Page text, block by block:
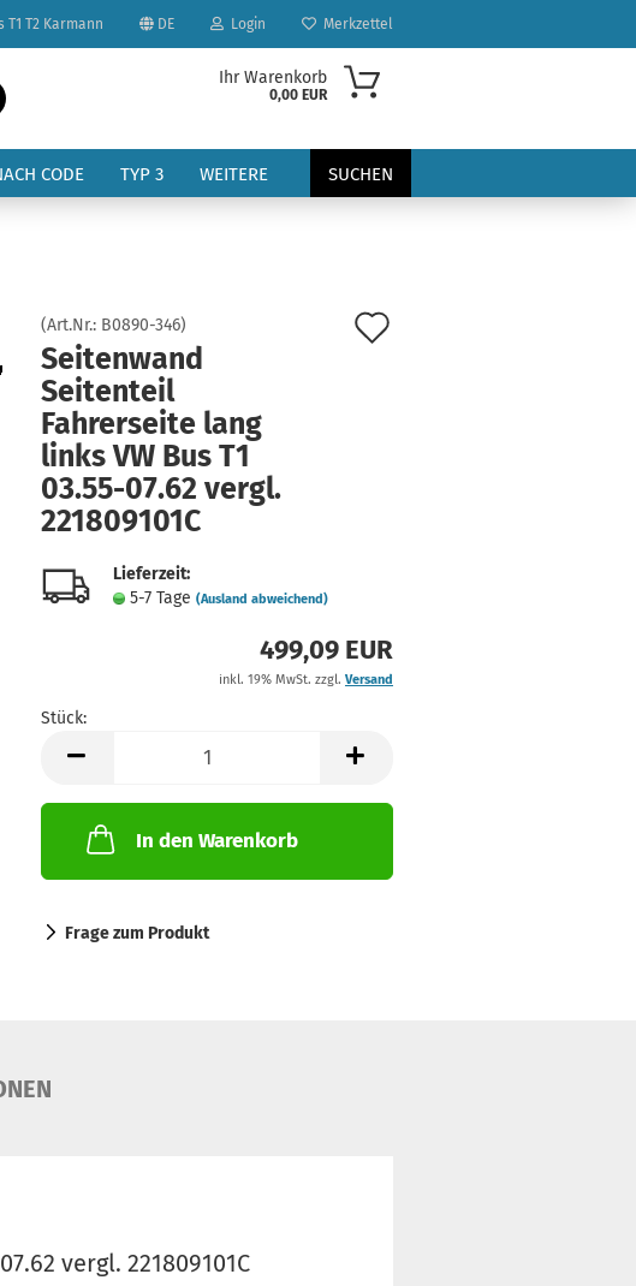
T1 T2 Karmann DE Login
vergessen?
Merkzettel
Suche...
Ihr Warenkorb
0,00 EUR
CODE TYP 3 SUCHEN
WEITERE
(Art.Nr.: B0890-346)
Seitenwand
Seitenteil
Fahrerseite lang
links VW Bus T1
03.55-07.62 vergl.
221809101C
Lieferzeit:
5-7 Tage (Ausland abweichend)
499,09 EUR
inkl. 19% MwSt. zzgl. Versand
Stück:
Stück
In den Warenkorb
Frage zum Produkt
vergl. 221809101C